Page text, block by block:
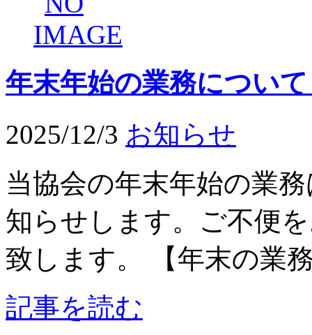
年末年始の業務につい
2025/12/3 お知らせ
当協会の年末年始の業
知らせします。ご不便
致します。 【年末の業
記事を読む